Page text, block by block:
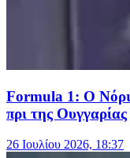
Formula 1: O
πρι της Ουγγαρίας
26 Ιουλίου 2026, 18:37